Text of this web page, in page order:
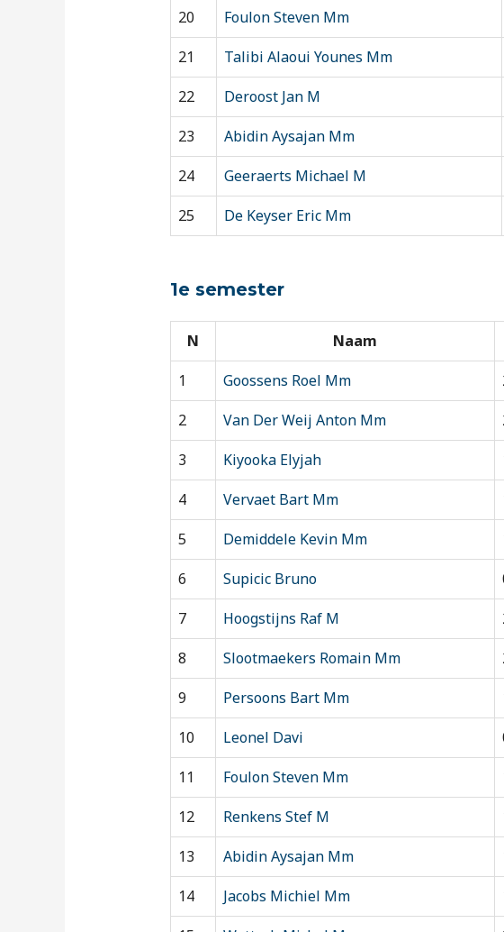
20
Foulon Steven Mm
21
Talibi Alaoui Younes Mm
22
Deroost Jan M
23
Abidin Aysajan Mm
24
Geeraerts Michael M
25
De Keyser Eric Mm
1e semester
N Naam
1
Goossens Roel Mm
2
Van Der Weij Anton Mm
3
Kiyooka Elyjah
4
Vervaet Bart Mm
5
Demiddele Kevin Mm
6
Supicic Bruno
7
Hoogstijns Raf M
8
Slootmaekers Romain Mm
9
Persoons Bart Mm
10
Leonel Davi
11
Foulon Steven Mm
12
Renkens Stef M
13
Abidin Aysajan Mm
14
Jacobs Michiel Mm